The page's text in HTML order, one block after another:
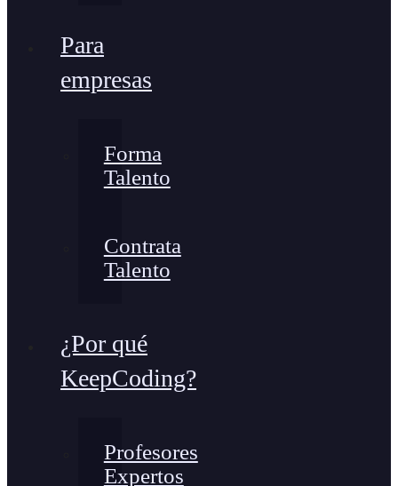
Para
empresas
Forma
Talento
Contrata
Talento
¿Por qué
KeepCoding?
Profesores
Expertos